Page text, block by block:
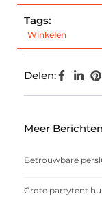
Tags:
Winkelen
Delen:
Meer Berichten
Betrouwbare
Grote partytent